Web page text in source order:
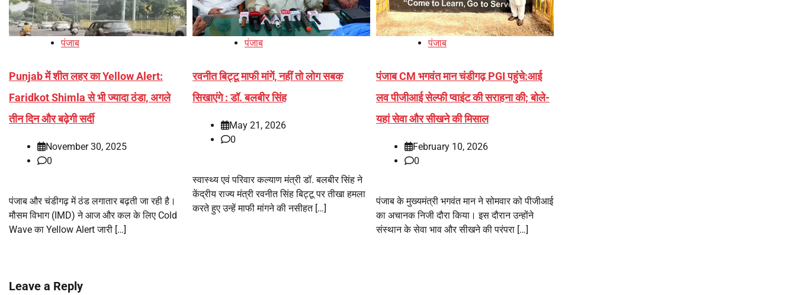
पंजाब
Punjab में शीत लहर का Yellow Alert:
Faridkot Shimla से भी ज्यादा ठंडा, अगले
तीन दिन और बढ़ेगी सर्दी
November 30, 2025
0
पंजाब और चंडीगढ़ में ठंड लगातार बढ़ती जा रही है।
मौसम विभाग (IMD) ने आज और कल के लिए Cold
Wave का Yellow Alert जारी […]
पंजाब
रवनीत बिट्टू माफी मांगें, नहीं तो लोग सबक
सिखाएंगे : डॉ. बलबीर सिंह
May 21, 2026
0
स्वास्थ्य एवं परिवार कल्याण मंत्री डॉ. बलबीर सिंह ने
केंद्रीय राज्य मंत्री रवनीत सिंह बिट्टू पर तीखा हमला
करते हुए उन्हें माफी मांगने की नसीहत […]
पंजाब
पंजाब CM भगवंत मान चंडीगढ़ PGI पहुंचे:आई
लव पीजीआई सेल्फी प्वाइंट की सराहना की; बोले-
यहां सेवा और सीखने की मिसाल
February 10, 2026
0
पंजाब के मुख्यमंत्री भगवंत मान ने सोमवार को पीजीआई
का अचानक निजी दौरा किया। इस दौरान उन्होंने
संस्थान के सेवा भाव और सीखने की परंपरा […]
Leave a Reply